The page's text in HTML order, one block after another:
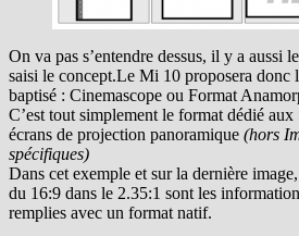
On va pas s’entendre dessus, il y a aussi
saisi le concept.Le Mi 10 proposera donc
baptisé : Cinemascope ou Format
C’est tout simplement le format dédié
écrans de projection panoramique (hors
spécifiques)
Dans cet exemple et sur la dernière
du 16:9 dans le 2.35:1 sont les
remplies avec un format natif.